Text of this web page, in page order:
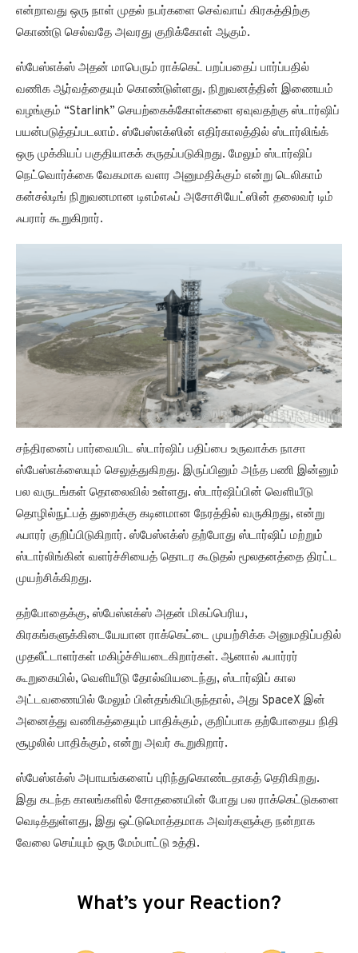
என்றாவது ஒரு நாள் முதல் நபர்களை செவ்வாய் கிரகத்திற்கு
கொண்டு செல்வதே அவரது குறிக்கோள் ஆகும்.
ஸ்பேஸ்எக்ஸ் அதன் மாபெரும் ராக்கெட் பறப்பதைப் பார்ப்பதில்
வணிக ஆர்வத்தையும் கொண்டுள்ளது. நிறுவனத்தின் இணையம்
வழங்கும் “Starlink” செயற்கைக்கோள்களை ஏவுவதற்கு ஸ்டார்ஷிப்
பயன்படுத்தப்படலாம். ஸ்பேஸ்எக்ஸின் எதிர்காலத்தில் ஸ்டார்லிங்க்
ஒரு முக்கியப் பகுதியாகக் கருதப்படுகிறது. மேலும் ஸ்டார்ஷிப்
நெட்வொர்க்கை வேகமாக வளர அனுமதிக்கும் என்று டெலிகாம்
கன்சல்டிங் நிறுவனமான டிஎம்எஃப் அசோசியேட்ஸின் தலைவர் டிம்
ஃபரார் கூறுகிறார்.
சந்திரனைப் பார்வையிட ஸ்டார்ஷிப் பதிப்பை உருவாக்க நாசா
ஸ்பேஸ்எக்ஸையும் செலுத்துகிறது. இருப்பினும் அந்த பணி இன்னும்
பல வருடங்கள் தொலைவில் உள்ளது. ஸ்டார்ஷிப்பின் வெளியீடு
தொழில்நுட்பத் துறைக்கு கடினமான நேரத்தில் வருகிறது, என்று
ஃபாரர் குறிப்பிடுகிறார். ஸ்பேஸ்எக்ஸ் தற்போது ஸ்டார்ஷிப் மற்றும்
ஸ்டார்லிங்கின் வளர்ச்சியைத் தொடர கூடுதல் மூலதனத்தை திரட்ட
முயற்சிக்கிறது.
தற்போதைக்கு, ஸ்பேஸ்எக்ஸ் அதன் மிகப்பெரிய,
கிரகங்களுக்கிடையேயான ராக்கெட்டை முயற்சிக்க அனுமதிப்பதில்
முதலீட்டாளர்கள் மகிழ்ச்சியடைகிறார்கள். ஆனால் ஃபார்ரர்
கூறுகையில், வெளியீடு தோல்வியடைந்து, ஸ்டார்ஷிப் கால
அட்டவணையில் மேலும் பின்தங்கியிருந்தால், அது SpaceX இன்
அனைத்து வணிகத்தையும் பாதிக்கும், குறிப்பாக தற்போதைய நிதி
சூழலில் பாதிக்கும், என்று அவர் கூறுகிறார்.
ஸ்பேஸ்எக்ஸ் அபாயங்களைப் புரிந்துகொண்டதாகத் தெரிகிறது.
இது கடந்த காலங்களில் சோதனையின் போது பல ராக்கெட்டுகளை
வெடித்துள்ளது, இது ஒட்டுமொத்தமாக அவர்களுக்கு நன்றாக
வேலை செய்யும் ஒரு மேம்பாட்டு உத்தி.
What’s your Reaction?